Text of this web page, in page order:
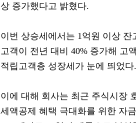
상 증가했다고 밝혔다.
이번 상승세에서는 1억원 이상 잔
고객이 전년 대비 40% 증가해 고
적립고객층 성장세가 눈에 띄었다.
이에 대해 회사는 최근 주식시장
세액공제 혜택 극대화를 위한 자금